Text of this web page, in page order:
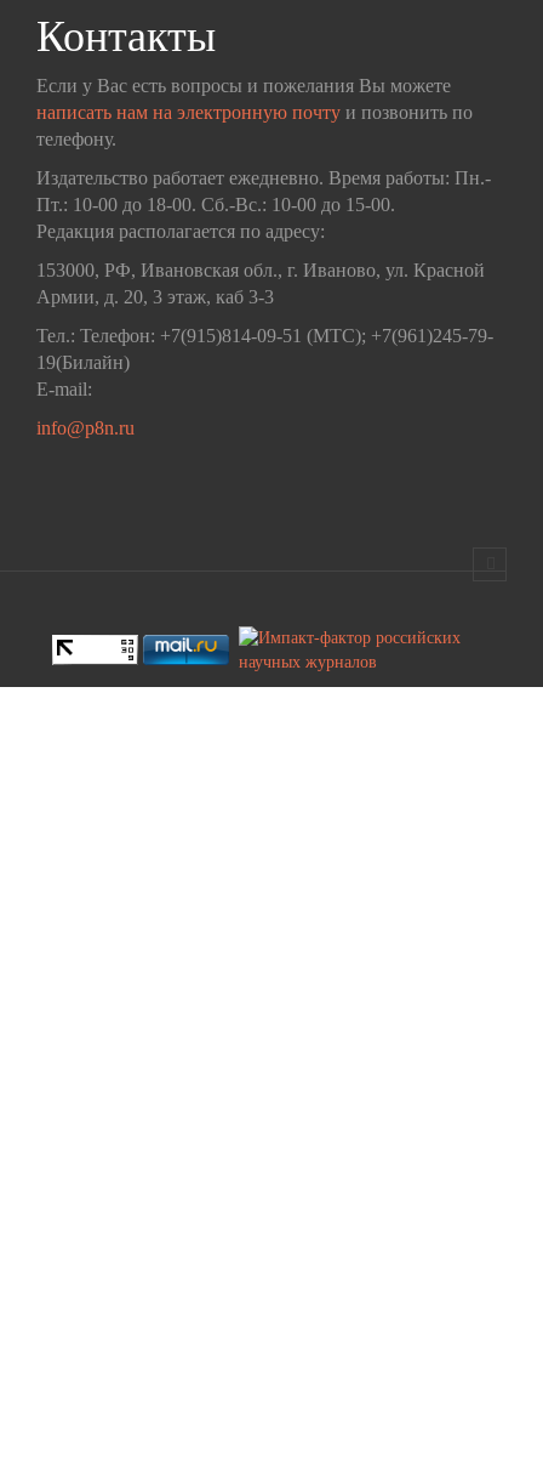
Контакты
Если у Вас есть вопросы и пожелания Вы можете
написать нам на электронную почту и позвонить по
телефону.
Издательство работает ежедневно. Время работы: Пн.-
Пт.: 10-00 до 18-00. Сб.-Вс.: 10-00 до 15-00.
Редакция располагается по адресу:
153000, РФ, Ивановская обл., г. Иваново, ул. Красной
Армии, д. 20, 3 этаж, каб 3-3
Тел.: Телефон: +7(915)814-09-51 (МТС); +7(961)245-79-
19(Билайн)
E-mail:
info@p8n.ru